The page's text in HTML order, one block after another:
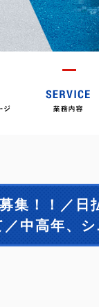
集！！／日
中高年、